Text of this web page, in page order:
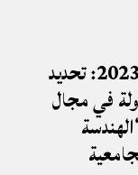
القرار رقم 1017 بتاريخ 25 يوليو 2023: تحديد
في مجال